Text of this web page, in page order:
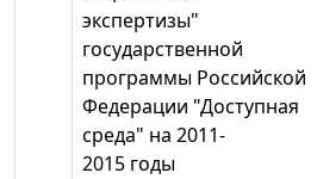
экспертизы"
государственной
программы Российской
Федерации "Доступная
среда" на 2011-
2015 годы